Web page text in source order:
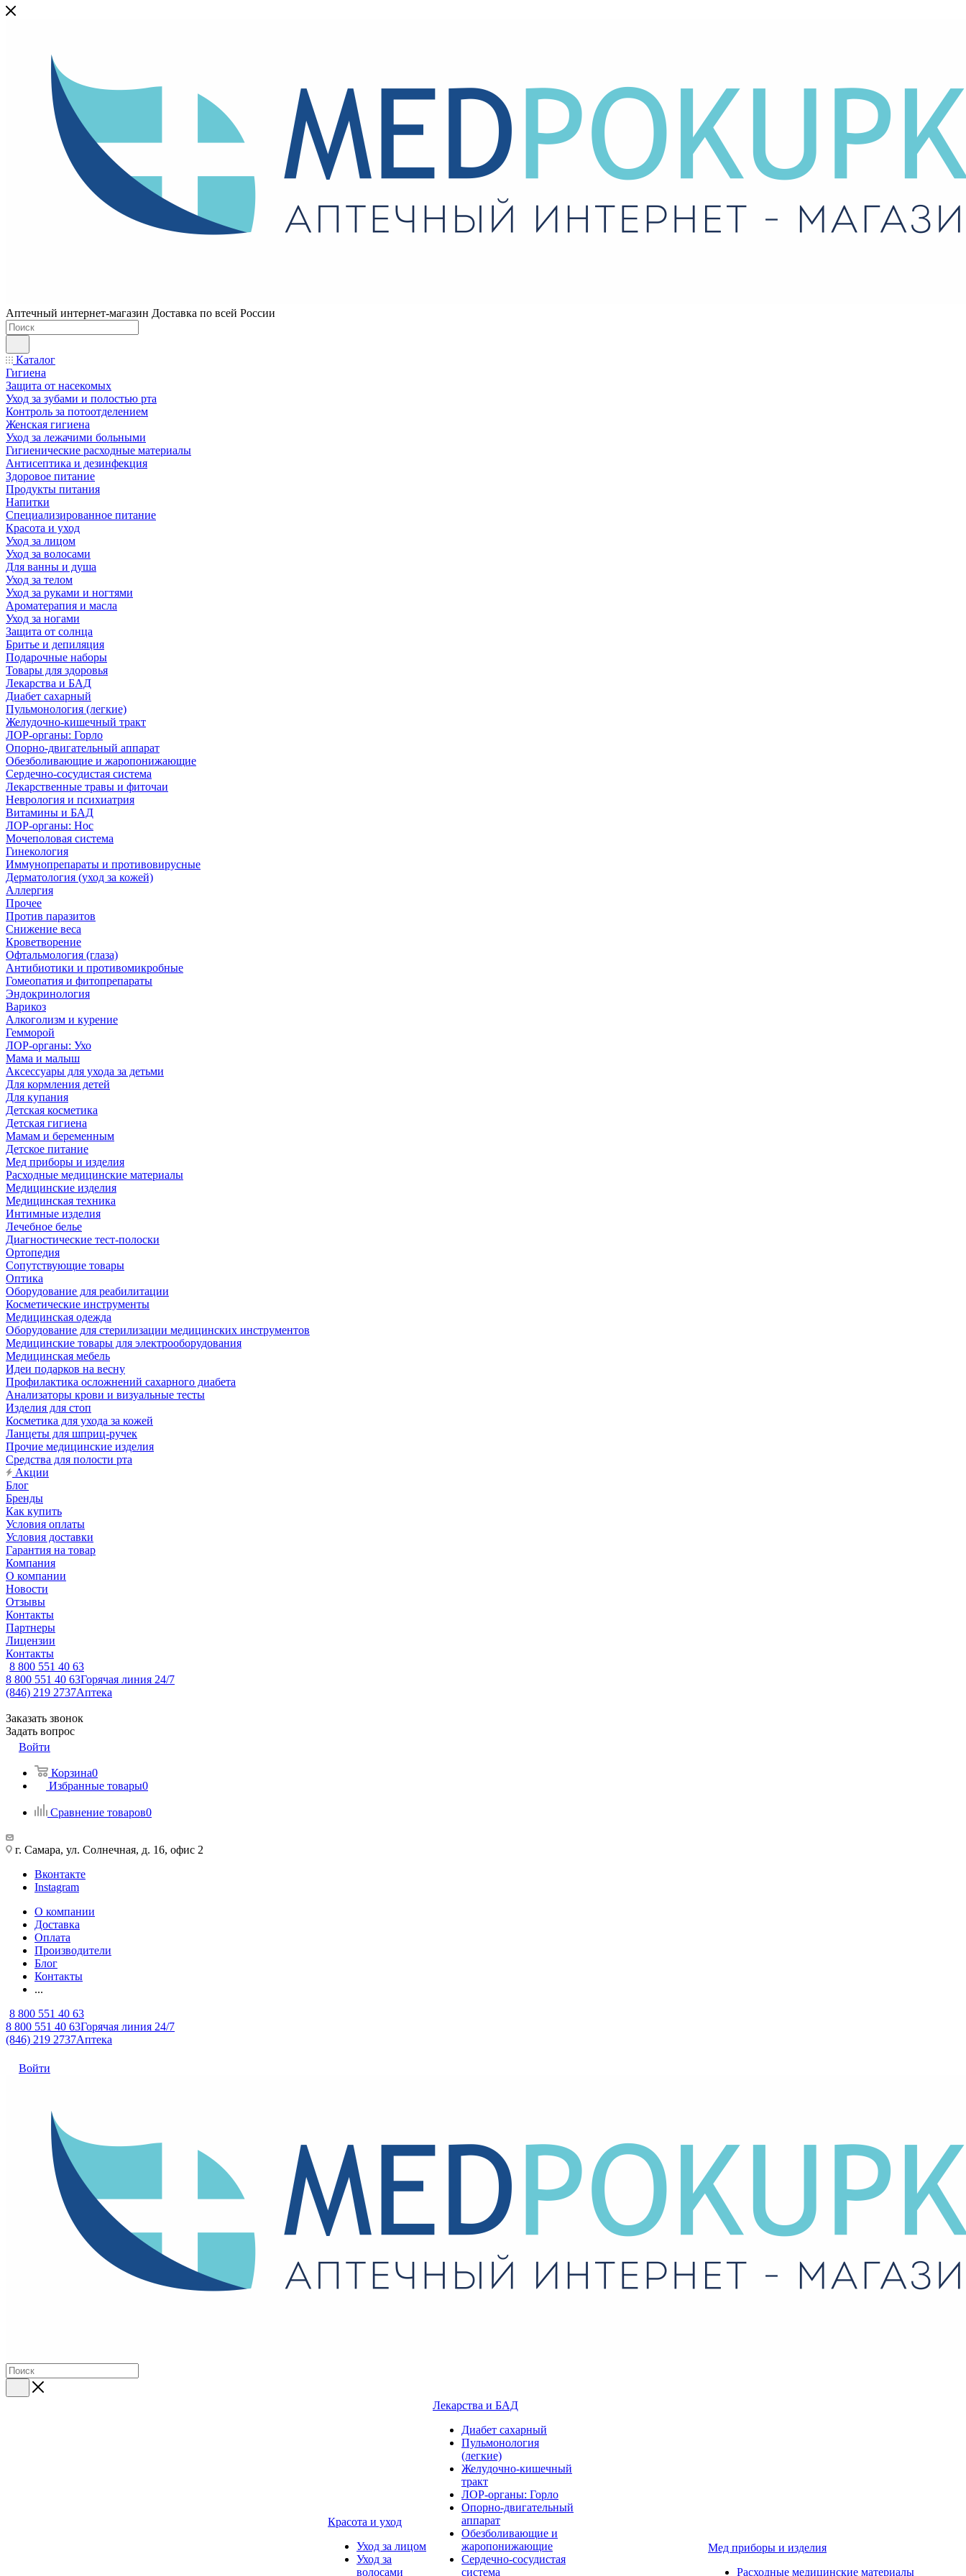
Аптечный интернет-магазин Доставка по всей России
Каталог
Гигиена
Защита от насекомых
Уход за зубами и полостью рта
Контроль за потоотделением
Женская гигиена
Уход за лежачими больными
Гигиенические расходные материалы
Антисептика и дезинфекция
Здоровое питание
Продукты питания
Напитки
Специализированное питание
Красота и уход
Уход за лицом
Уход за волосами
Для ванны и душа
Уход за телом
Уход за руками и ногтями
Ароматерапия и масла
Уход за ногами
Защита от солнца
Бритье и депиляция
Подарочные наборы
Товары для здоровья
Лекарства и БАД
Диабет сахарный
Пульмонология (легкие)
Желудочно-кишечный тракт
ЛОР-органы: Горло
Опорно-двигательный аппарат
Обезболивающие и жаропонижающие
Сердечно-сосудистая система
Лекарственные травы и фиточаи
Неврология и психиатрия
Витамины и БАД
ЛОР-органы: Нос
Мочеполовая система
Гинекология
Иммунопрепараты и противовирусные
Дерматология (уход за кожей)
Аллергия
Прочее
Против паразитов
Снижение веса
Кроветворение
Офтальмология (глаза)
Антибиотики и противомикробные
Гомеопатия и фитопрепараты
Эндокринология
Варикоз
Алкоголизм и курение
Гемморой
ЛОР-органы: Ухо
Мама и малыш
Аксессуары для ухода за детьми
Для кормления детей
Для купания
Детская косметика
Детская гигиена
Мамам и беременным
Детское питание
Мед приборы и изделия
Расходные медицинские материалы
Медицинские изделия
Медицинская техника
Интимные изделия
Лечебное белье
Диагностические тест-полоски
Ортопедия
Сопутствующие товары
Оптика
Оборудование для реабилитации
Косметические инструменты
Медицинская одежда
Оборудование для стерилизации медицинских инструментов
Медицинские товары для электрооборудования
Медицинская мебель
Идеи подарков на весну
Профилактика осложнений сахарного диабета
Анализаторы крови и визуальные тесты
Изделия для стоп
Косметика для ухода за кожей
Ланцеты для шприц-ручек
Прочие медицинские изделия
Средства для полости рта
Акции
Блог
Бренды
Как купить
Условия оплаты
Условия доставки
Гарантия на товар
Компания
О компании
Новости
Отзывы
Контакты
Партнеры
Лицензии
Контакты
8 800 551 40 63
8 800 551 40 63Горячая линия 24/7
(846) 219 2737Аптека
Заказать звонок
Задать вопрос
Войти
Корзина0
Избранные товары0
Сравнение товаров0
г. Самара, ул. Солнечная, д. 16, офис 2
Вконтакте
Instagram
О компании
Доставка
Оплата
Производители
Блог
Контакты
...
8 800 551 40 63
8 800 551 40 63Горячая линия 24/7
(846) 219 2737Аптека
Войти
Красота и уход
Уход за лицом
Уход за
волосами
Лекарства и БАД
Диабет сахарный
Пульмонология
(легкие)
Желудочно-кишечный
тракт
ЛОР-органы: Горло
Опорно-двигательный
аппарат
Обезболивающие и
жаропонижающие
Сердечно-сосудистая
система
Мед приборы и изделия
Расходные медицинские материалы